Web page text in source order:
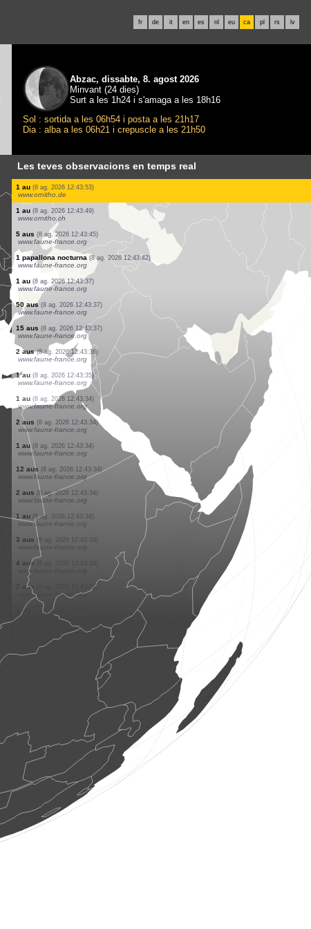
fr de it en es nl eu ca pl rs lv
Abzac, dissabte, 8. agost 2026
Minvant (24 dies)
Surt a les 1h24 i s'amaga a les 18h16
Sol : sortida a les 06h54 i posta a les 21h17
Dia : alba a les 06h21 i crepuscle a les 21h50
Les teves observacions en temps real
11 aus (8 ag. 2026 12:44:05)
www.faune-france.org
1 au (8 ag. 2026 12:44:05)
www.faune-france.org
1 mamífer (8 ag. 2026 12:44:02)
www.ornitho.cat
3 aus (8 ag. 2026 12:44:01)
www.ornitho.cat
2 aus (8 ag. 2026 12:44:00)
www.ornitho.cat
2 aranyes (8 ag. 2026 12:43:58)
www.faune-france.org
1 au (8 ag. 2026 12:43:53)
www.ornitho.de
1 au (8 ag. 2026 12:43:49)
www.ornitho.ch
5 aus (8 ag. 2026 12:43:45)
www.faune-france.org
1 papallona nocturna (8 ag. 2026 12:43:42)
www.faune-france.org
1 au (8 ag. 2026 12:43:37)
www.faune-france.org
50 aus (8 ag. 2026 12:43:37)
www.faune-france.org
15 aus (8 ag. 2026 12:43:37)
www.faune-france.org
2 aus (8 ag. 2026 12:43:36)
www.faune-france.org
1 au (8 ag. 2026 12:43:35)
www.faune-france.org
1 au (8 ag. 2026 12:43:34)
www.faune-france.org
2 aus
www.faune-france.org
1 au (8 ag. 2026 12:43:34)
www.faune-france.org
12 aus (8 ag. 2026 12:43:34)
www.faune-france.org
(8 ag. 2026 12:43:34)
www.faune-france.org
1 au
(8 ag. 2026 12:43:34)
(8 ag. 2026 12:43:34)
www.faune-france.org
1 au (8 ag. 2026 12:43:34)
www.faune-france.org
5 aus (8 ag. 2026 12:43:34)
www.faune-france.org
(8 ag. 2026 12:43:34)
www.faune-france.org
(8 ag. 2026 12:43:34)
www.faune-france.org